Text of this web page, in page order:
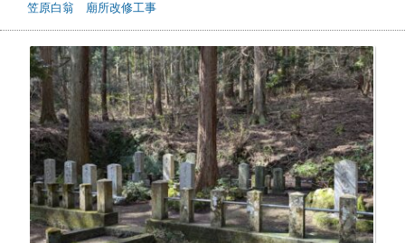
笠原白翁 廟所改修工事